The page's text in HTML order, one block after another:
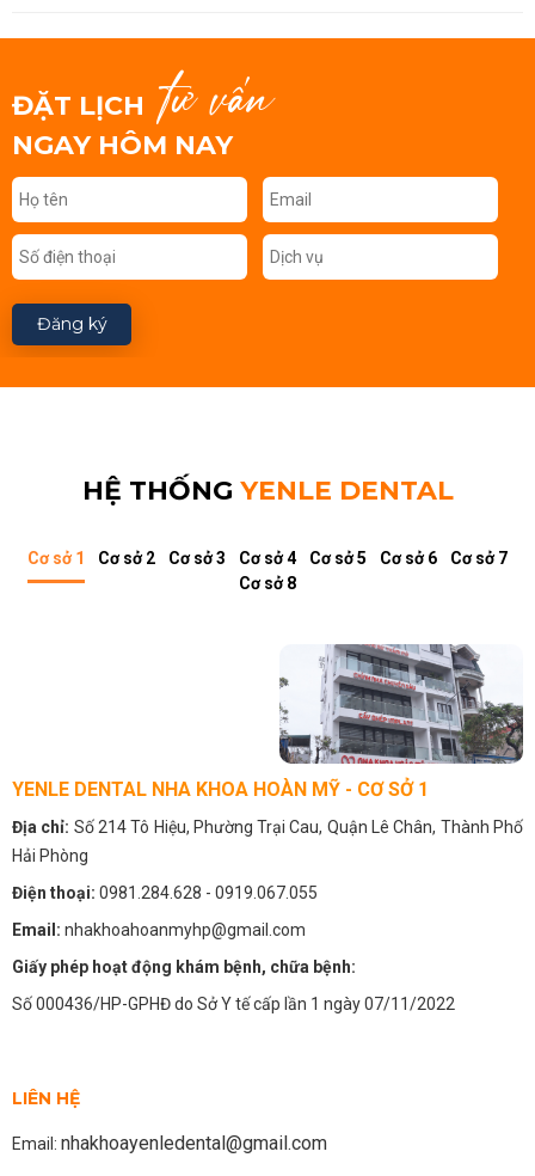
ĐẶT LỊCH tư vấn
NGAY HÔM NAY
Đăng ký
HỆ THỐNG YENLE DENTAL
Cơ sở 1 Cơ sở 2 Cơ sở 3 Cơ sở 4 Cơ sở 5 Cơ sở 6
Cơ sở 7
Cơ sở 8
YENLE DENTAL NHA KHOA HOÀN MỸ - CƠ SỞ 1
Địa chỉ: Số 214 Tô Hiệu, Phường Trại Cau, Quận Lê Chân, Thành Phố
Hải Phòng
Điện thoại: 0981.284.628 - 0919.067.055
Email: nhakhoahoanmyhp@gmail.com
Giấy phép hoạt động khám bệnh, chữa bệnh:
Số 000436/HP-GPHĐ do Sở Y tế cấp lần 1 ngày 07/11/2022
LIÊN HỆ
Email: nhakhoayenledental@gmail.com